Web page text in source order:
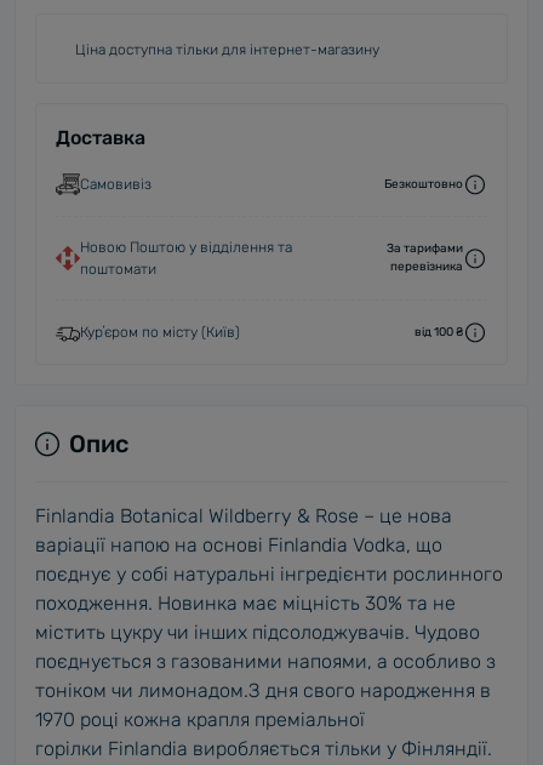
Ціна доступна тільки для інтернет-магазину
Доставка
Самовивіз Безкоштовно
Новою Поштою у відділення та
поштомати
За тарифами
перевізника
Курʼєром по місту (Київ) від 100 ₴
Опис
Finlandia Botanical Wildberry & Rose – це нова
варіації напою на основі Finlandia Vodka, що
поєднує у собі натуральні інгредієнти рослинного
походження. Новинка має міцність 30% та не
містить цукру чи інших підсолоджувачів. Чудово
поєднується з газованими напоями, а особливо з
тоніком чи лимонадом.З дня свого народження в
1970 році кожна крапля преміальної
горілки Finlandia виробляється тільки у Фінляндії.